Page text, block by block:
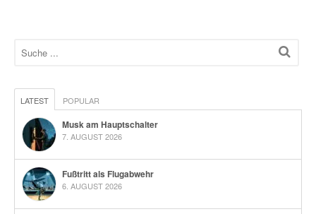
LATEST POPULAR
Musk am Hauptschalter
7. AUGUST 2026
Fußtritt als Flugabwehr
6. AUGUST 2026